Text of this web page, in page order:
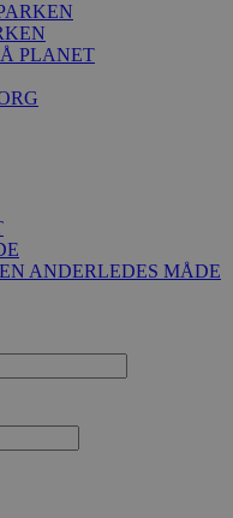
PLANET
ANDERLEDES MÅDE